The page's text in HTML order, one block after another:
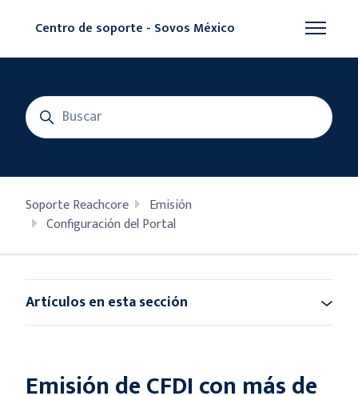
Centro de soporte - Sovos México
Abrir/
Búsqueda
Soporte Reachcore
Emisión
Configuración del Portal
Emisión de CFDI con más de
Artículos en esta sección